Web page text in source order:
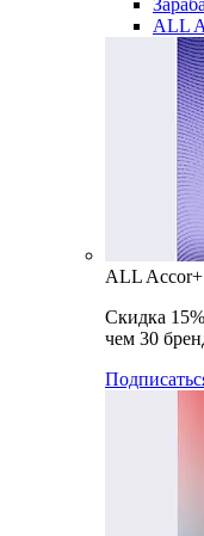
ALL
ALL Accor+
Скидка
чем 30